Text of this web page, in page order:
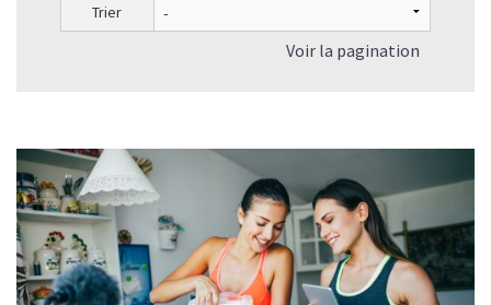
Trier
Voir la pagination